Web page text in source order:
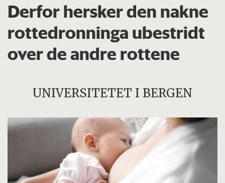
Derfor hersker den nakne
rottedronninga ubestridt
over de andre rottene
UNIVERSITETET I BERGEN